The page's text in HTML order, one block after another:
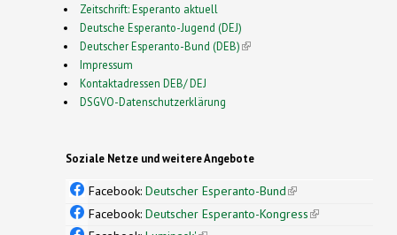
Zeitschrift: Esperanto aktuell
Deutsche Esperanto-Jugend (DEJ)
Deutscher Esperanto-Bund (DEB)(link is external)
Impressum
Kontaktadressen DEB/ DEJ
DSGVO-Datenschutzerklärung
Soziale Netze und weitere Angebote
Facebook: Deutscher Esperanto-Bund(link is
external)
Facebook: Deutscher Esperanto-Kongress(link is